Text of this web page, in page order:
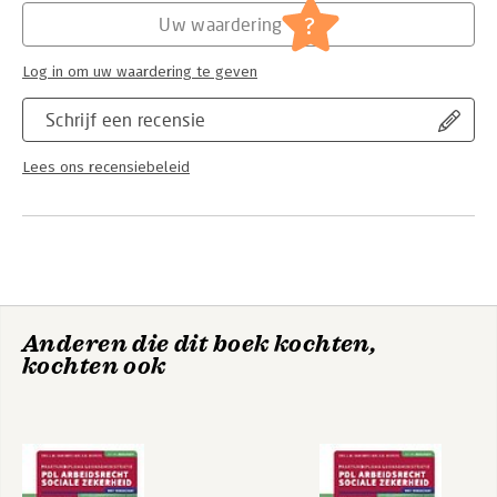
beroepswet; buitenland]
Schrijf een recensie
Lees ons recensiebeleid
Uw waardering ?
Log in om uw waardering te geven
Anderen die dit boek kochten,
kochten ook